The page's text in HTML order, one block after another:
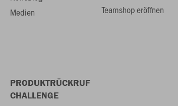
Medien
Teamshop eröffnen
PRODUKTRÜCKRUF
CHALLENGE